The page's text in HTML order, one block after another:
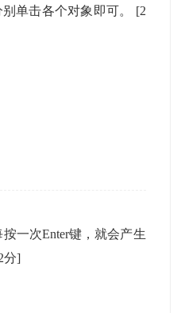
单击各个对象即可。 [2
一次Enter键，就会产生
分]